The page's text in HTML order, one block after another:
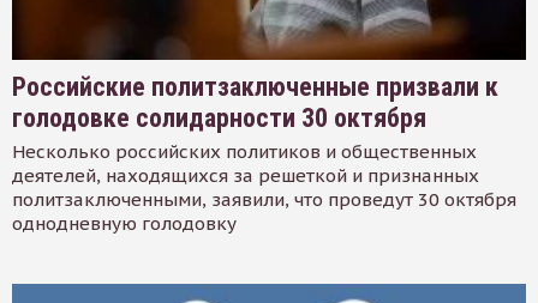
Российские политзаключенные призвали к
голодовке солидарности 30 октября
Несколько российских политиков и общественных
деятелей, находящихся за решеткой и признанных
политзаключенными, заявили, что проведут 30 октября
однодневную голодовку